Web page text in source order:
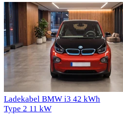
Ladekabel BMW i3 42 kWh
Type 2 11 kW